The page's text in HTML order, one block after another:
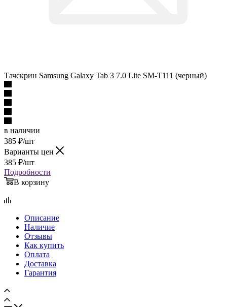
Тачскрин Samsung Galaxy Tab 3 7.0 Lite SM-T111 (черный)
в наличии
385 ₽/шт
Варианты цен
385 ₽/шт
Подробности
В корзину
Описание
Наличие
Отзывы
Как купить
Оплата
Доставка
Гарантия